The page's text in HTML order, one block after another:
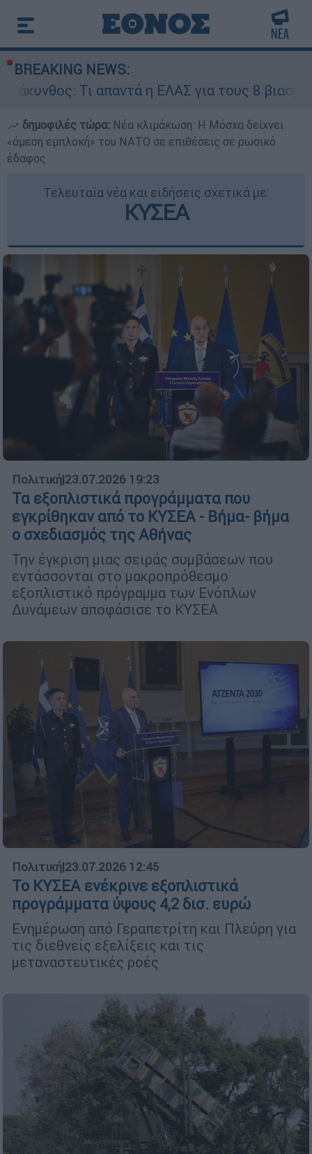
BREAKING NEWS:
απαντά η ΕΛΑΣ για τους 8 βιασμούς
δημοφιλές τώρα: Νέα κλιμάκωση: Η Μόσχα δείχνει
«άμεση εμπλοκή» του ΝΑΤΟ σε επιθέσεις σε ρωσικό
έδαφος
Τελευταία νέα και ειδήσεις σχετικά με:
ΚΥΣΕΑ
Πολιτική|23.07.2026 19:23
Τα εξοπλιστικά προγράμματα που
εγκρίθηκαν από το ΚΥΣΕΑ - Βήμα- βήμα
ο σχεδιασμός της Αθήνας
Την έγκριση μιας σειράς συμβάσεων που
εντάσσονται στο μακροπρόθεσμο
εξοπλιστικό πρόγραμμα των Ενόπλων
Δυνάμεων αποφάσισε το ΚΥΣΕΑ
Πολιτική|23.07.2026 12:45
Το ΚΥΣΕΑ ενέκρινε εξοπλιστικά
προγράμματα ύψους 4,2 δισ. ευρώ
Ενημέρωση από Γεραπετρίτη και Πλεύρη για
τις διεθνείς εξελίξεις και τις
μεταναστευτικές ροές